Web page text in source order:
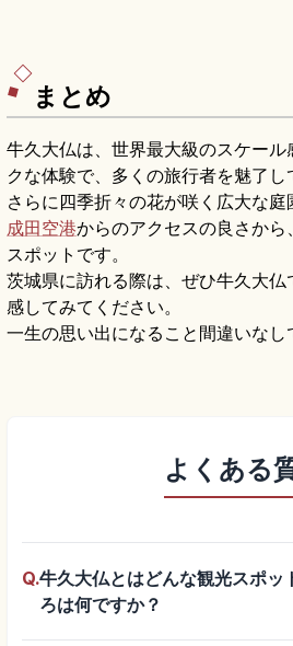
まとめ
牛久大仏は、世界最大級のスケー
クな体験で、多くの旅行者を魅了し
さらに四季折々の花が咲く広大な
成田空港からのアクセスの良さか
スポットです。
茨城県に訪れる際は、ぜひ牛久大
感してみてください。
一生の思い出になること間違いなし
よくある
Q.牛久大仏とはどんな観光スポッ
ろは何ですか？